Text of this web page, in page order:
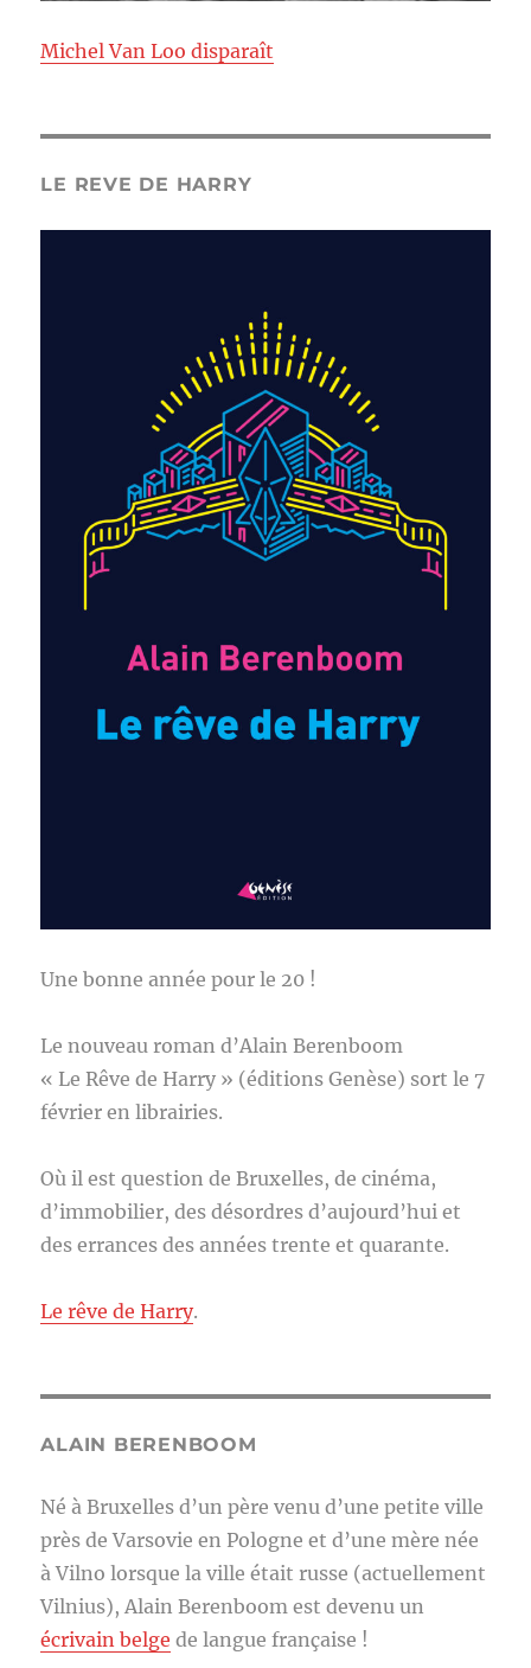
Michel Van Loo disparaît
LE REVE DE HARRY
Une bonne année pour le 20 !
Le nouveau roman d’Alain Berenboom
« Le Rêve de Harry » (éditions Genèse) sort le 7
février en librairies.
Où il est question de Bruxelles, de cinéma,
d’immobilier, des désordres d’aujourd’hui et
des errances des années trente et quarante.
Le rêve de Harry.
ALAIN BERENBOOM
Né à Bruxelles d’un père venu d’une petite ville
près de Varsovie en Pologne et d’une mère née
à Vilno lorsque la ville était russe (actuellement
Vilnius), Alain Berenboom est devenu un
écrivain belge de langue française !